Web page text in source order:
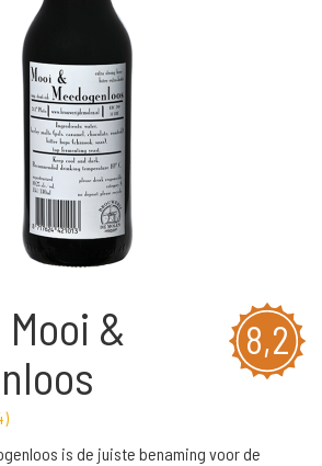
8,2
Mooi &
)
is de juiste benaming voor de